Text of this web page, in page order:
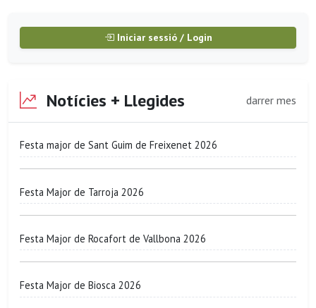
Iniciar sessió / Login
Notícies + Llegides darrer mes
Festa major de Sant Guim de Freixenet 2026
Festa Major de Tarroja 2026
Festa Major de Rocafort de Vallbona 2026
Festa Major de Biosca 2026